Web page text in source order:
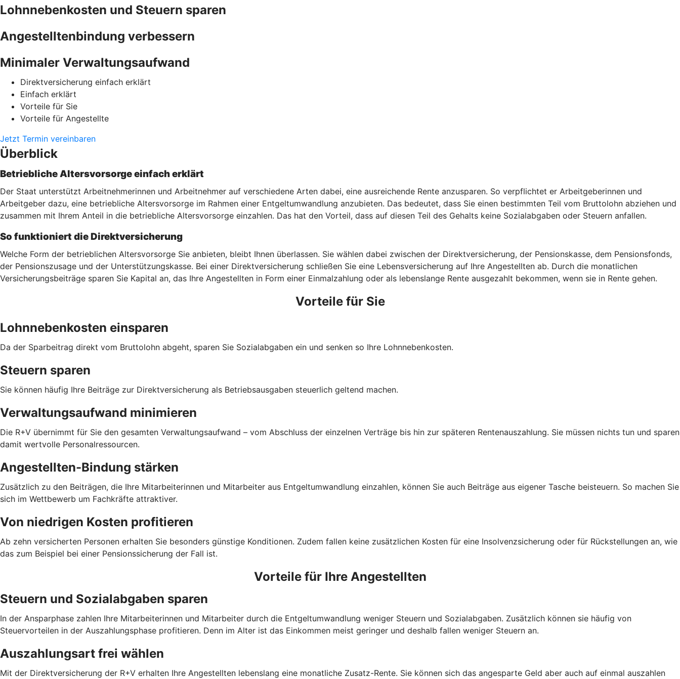
Lohnnebenkosten und Steuern sparen
Angestelltenbindung verbessern
Minimaler Verwaltungsaufwand
Direktversicherung einfach erklärt
Einfach erklärt
Vorteile für Sie
Vorteile für Angestellte
Jetzt Termin vereinbaren
Überblick
Betriebliche Altersvorsorge einfach erklärt
Der Staat unterstützt Arbeitnehmerinnen und Arbeitnehmer auf verschiedene Arten dabei, eine ausreichende Rente anzusparen. So verpflichtet er Arbeitgeberinnen und
Arbeitgeber dazu, eine betriebliche Altersvorsorge im Rahmen einer Entgeltumwandlung anzubieten. Das bedeutet, dass Sie einen bestimmten Teil vom Bruttolohn abziehen und
zusammen mit Ihrem Anteil in die betriebliche Altersvorsorge einzahlen. Das hat den Vorteil, dass auf diesen Teil des Gehalts keine Sozialabgaben oder Steuern anfallen.
So funktioniert die Direktversicherung
Welche Form der betrieblichen Altersvorsorge Sie anbieten, bleibt Ihnen überlassen. Sie wählen dabei zwischen der Direktversicherung, der Pensionskasse, dem Pensionsfonds,
der Pensionszusage und der Unterstützungskasse. Bei einer Direktversicherung schließen Sie eine Lebensversicherung auf Ihre Angestellten ab. Durch die monatlichen
Versicherungsbeiträge sparen Sie Kapital an, das Ihre Angestellten in Form einer Einmalzahlung oder als lebenslange Rente ausgezahlt bekommen, wenn sie in Rente gehen.
Vorteile für Sie
Lohnnebenkosten einsparen
Da der Sparbeitrag direkt vom Bruttolohn abgeht, sparen Sie Sozialabgaben ein und senken so Ihre Lohnnebenkosten.
Steuern sparen
Sie können häufig Ihre Beiträge zur Direktversicherung als Betriebsausgaben steuerlich geltend machen.
Verwaltungsaufwand minimieren
Die R+V übernimmt für Sie den gesamten Verwaltungsaufwand – vom Abschluss der einzelnen Verträge bis hin zur späteren Rentenauszahlung. Sie müssen nichts tun und sparen
damit wertvolle Personalressourcen.
Angestellten-Bindung stärken
Zusätzlich zu den Beiträgen, die Ihre Mitarbeiterinnen und Mitarbeiter aus Entgeltumwandlung einzahlen, können Sie auch Beiträge aus eigener Tasche beisteuern. So machen Sie
sich im Wettbewerb um Fachkräfte attraktiver.
Von niedrigen Kosten profitieren
Ab zehn versicherten Personen erhalten Sie besonders günstige Konditionen. Zudem fallen keine zusätzlichen Kosten für eine Insolvenzsicherung oder für Rückstellungen an, wie
das zum Beispiel bei einer Pensionssicherung der Fall ist.
Vorteile für Ihre Angestellten
Steuern und Sozialabgaben sparen
In der Ansparphase zahlen Ihre Mitarbeiterinnen und Mitarbeiter durch die Entgeltumwandlung weniger Steuern und Sozialabgaben. Zusätzlich können sie häufig von
Steuervorteilen in der Auszahlungsphase profitieren. Denn im Alter ist das Einkommen meist geringer und deshalb fallen weniger Steuern an.
Auszahlungsart frei wählen
Mit der Direktversicherung der R+V erhalten Ihre Angestellten lebenslang eine monatliche Zusatz-Rente. Sie können sich das angesparte Geld aber auch auf einmal auszahlen